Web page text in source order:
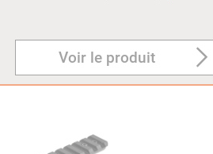
Voir le produit